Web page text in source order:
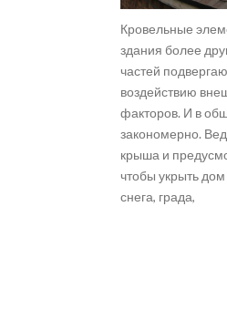
Кровельные
здания более
частей
воздействию
факторов. И в
закономерно.
крыша и
чтобы укрыть
снега, града,